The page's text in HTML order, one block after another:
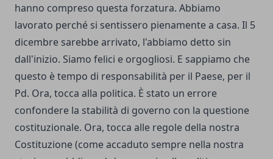
hanno compreso questa forzatura. Abbiamo
lavorato perché si sentissero pienamente a casa. Il 5
dicembre sarebbe arrivato, l'abbiamo detto sin
dall'inizio. Siamo felici e orgogliosi. E sappiamo che
questo è tempo di responsabilità per il Paese, per il
Pd. Ora, tocca alla politica. È stato un errore
confondere la stabilità di governo con la questione
costituzionale. Ora, tocca alle regole della nostra
Costituzione (come accaduto sempre nella nostra